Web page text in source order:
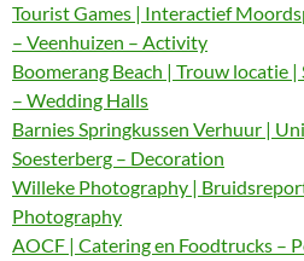
Tourist Games | Interactief
– Veenhuizen – Activity
Boomerang Beach | Trouw locatie
– Wedding Halls
Barnies Springkussen Verhuur |
Soesterberg – Decoration
Willeke Photography |
Photography
AOCF | Catering en Foodtrucks –